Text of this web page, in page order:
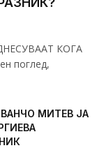
КОГА
поглед,
МИТЕВ ЈА